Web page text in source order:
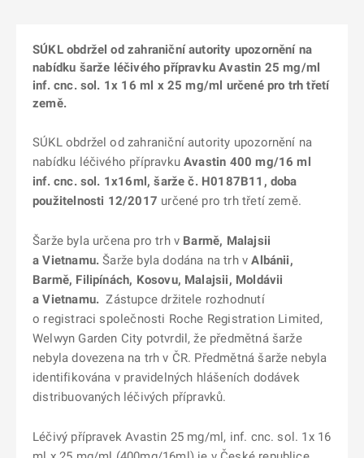
SÚKL obdržel od zahraniční autority upozornění na
nabídku šarže léčivého přípravku Avastin 25 mg/ml
inf. cnc. sol. 1x 16 ml x 25 mg/ml určené pro trh třetí
země.
SÚKL obdržel od zahraniční autority upozornění na
nabídku léčivého přípravkuAvastin 400 mg/16 ml
inf. cnc. sol. 1x16ml, šarže č. H0187B11, doba
použitelnosti 12/2017 určené pro trh třetí země.
Šarže byla určena pro trh v Barmě, Malajsii
a Vietnamu. Šarže byla dodána na trh v Albánii,
Barmě, Filipínách, Kosovu, Malajsii, Moldávii
a Vietnamu. Zástupce držitele rozhodnutí
o registraci společnosti Roche Registration Limited,
Welwyn Garden City potvrdil, že předmětná šarže
nebyla dovezena na trh v ČR. Předmětná šarže nebyla
identifikována v pravidelných hlášeních dodávek
distribuovaných léčivých přípravků.
Léčivý přípravek Avastin 25 mg/ml, inf. cnc. sol. 1x 16